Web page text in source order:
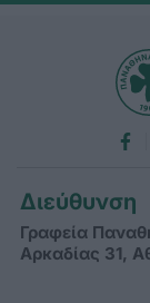
Διεύθυνση
Γραφεία
Αρκαδίας 31,